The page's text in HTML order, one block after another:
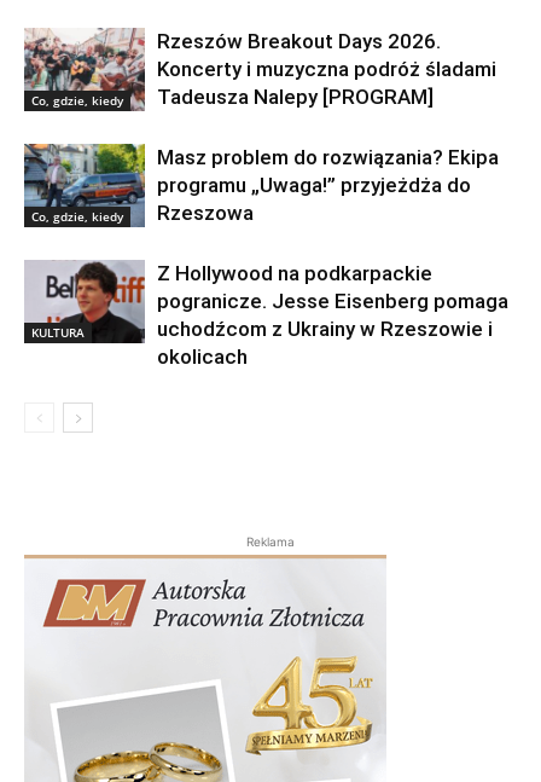
Co, gdzie, kiedy
Rzeszów Breakout Days 2026.
Koncerty i muzyczna podróż śladami
Tadeusza Nalepy [PROGRAM]
Co, gdzie, kiedy
Masz problem do rozwiązania? Ekipa
programu „Uwaga!” przyjeżdża do
Rzeszowa
KULTURA
Z Hollywood na podkarpackie
pogranicze. Jesse Eisenberg pomaga
uchodźcom z Ukrainy w Rzeszowie i
okolicach
Reklama